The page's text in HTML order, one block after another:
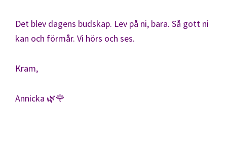
Det blev dagens budskap. Lev på ni, bara. Så gott ni
kan och förmår. Vi hörs och ses.
Kram,
Annicka 🌿🌹